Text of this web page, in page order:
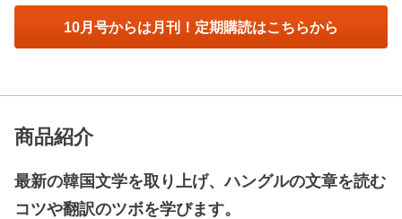
10月号からは月刊！定期購読はこちらから
商品紹介
最新の韓国文学を取り上げ、ハングルの文章を読む
コツや翻訳のツボを学びます。